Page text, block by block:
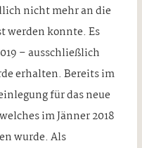
nicht mehr an die
werden konnte. Es
– ausschließlich
erhalten. Bereits im
für das neue
im Jänner 2018
wurde. Als